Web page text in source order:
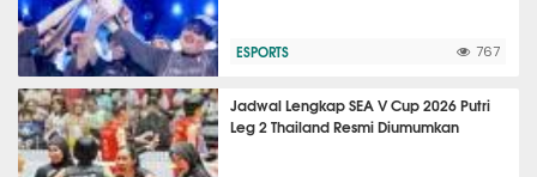
ESPORTS 767
Jadwal Lengkap SEA V Cup 2026 Putri
Leg 2 Thailand Resmi Diumumkan